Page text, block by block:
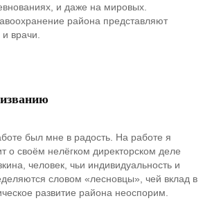
и даже на мировых.
района представляют
врачи.
был мне в радость. На работе я
о своём нелёгком директорском деле
человек, чьи индивидуальность и
словом «лесновцы», чей вклад в
развитие района неоспорим.